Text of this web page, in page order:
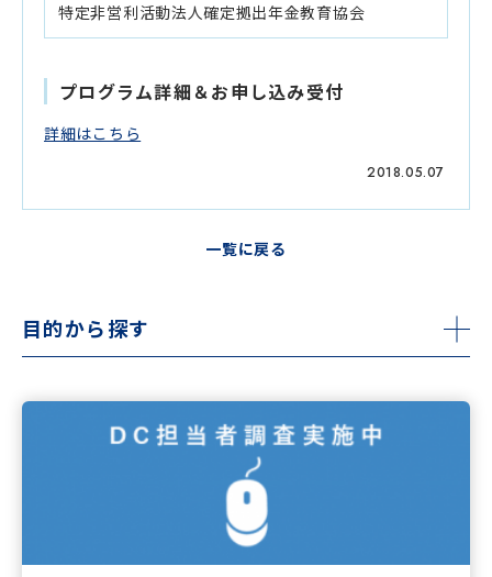
特定非営利活動法人確定拠出年金教育協会
プログラム詳細＆お申し込み受付
詳細はこちら
2018.05.07
一覧に戻る
目的から探す